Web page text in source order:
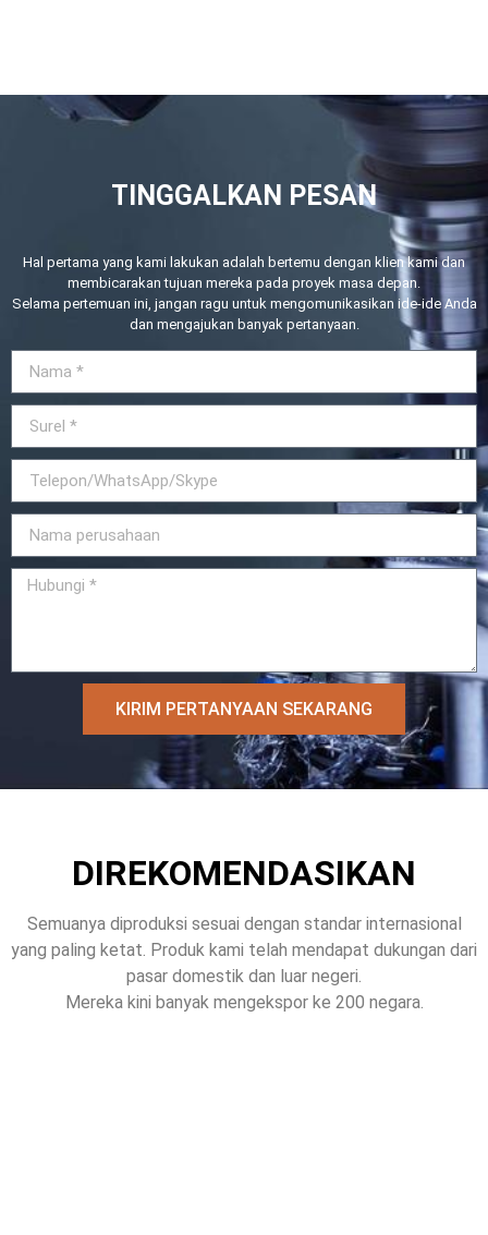
TINGGALKAN PESAN
Hal pertama yang kami lakukan adalah bertemu dengan klien kami dan
membicarakan tujuan mereka pada proyek masa depan.
Selama pertemuan ini, jangan ragu untuk mengomunikasikan ide-ide Anda
dan mengajukan banyak pertanyaan.
KIRIM PERTANYAAN SEKARANG
DIREKOMENDASIKAN
Semuanya diproduksi sesuai dengan standar internasional
yang paling ketat. Produk kami telah mendapat dukungan dari
pasar domestik dan luar negeri.
Mereka kini banyak mengekspor ke 200 negara.